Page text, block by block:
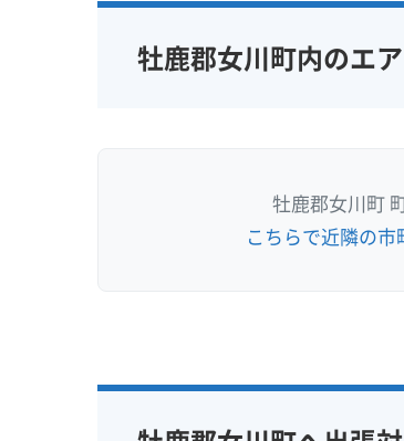
牡鹿郡女川町内のエ
牡鹿郡女川町
こちらで近隣の市